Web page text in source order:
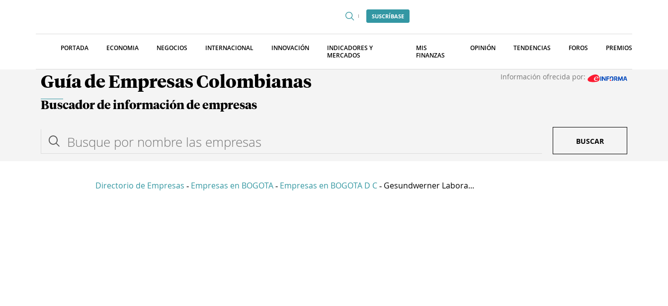
SUSCRÍBASE
PORTADA ECONOMIA NEGOCIOS INTERNACIONAL INNOVACIÓN
INDICADORES Y
MERCADOS
MIS
FINANZAS
OPINIÓN TENDENCIAS FOROS PREMIOS
Guía de Empresas Colombianas Información ofrecida por:
Buscador de información de empresas
BUSCAR
Directorio de Empresas - Empresas en BOGOTA - Empresas en BOGOTA D C - Gesundwerner Labora...